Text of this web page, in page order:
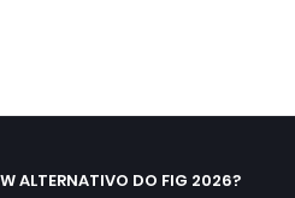
ALTERNATIVO DO FIG 2026?